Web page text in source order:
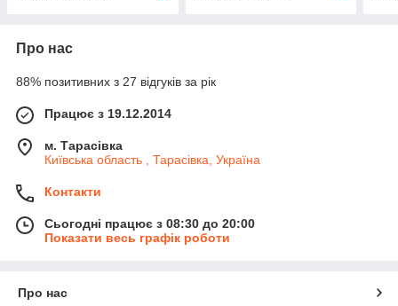
Про нас
88% позитивних з 27 відгуків за рік
Працює з 19.12.2014
м. Тарасівка
Київська область , Тарасівка, Україна
Контакти
Сьогодні працює з 08:30 до 20:00
Показати весь графік роботи
Про нас